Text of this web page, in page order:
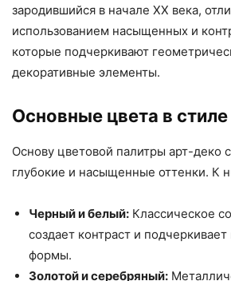
зародившийся в начале XX века,
использованием насыщенных и
которые подчеркивают
декоративные элементы.
Основные цвета в
Основу цветовой палитры арт-деко
глубокие и насыщенные оттенки. К
Черный и белый: Классическое
создает контраст и
формы.
Золотой и серебряный: